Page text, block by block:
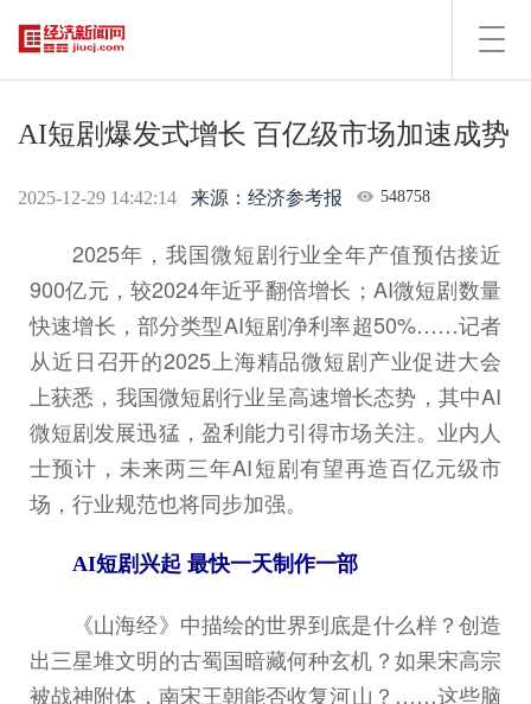
AI短剧爆发式增长 百亿级市场加速成势
2025-12-29 14:42:14 来源：经济参考报 548758
2025年，我国微短剧行业全年产值预估接近
900亿元，较2024年近乎翻倍增长；AI微短剧数量
快速增长，部分类型AI短剧净利率超50%……记者
从近日召开的2025上海精品微短剧产业促进大会
上获悉，我国微短剧行业呈高速增长态势，其中AI
微短剧发展迅猛，盈利能力引得市场关注。业内人
士预计，未来两三年AI短剧有望再造百亿元级市
场，行业规范也将同步加强。
AI短剧兴起 最快一天制作一部
《山海经》中描绘的世界到底是什么样？创造
出三星堆文明的古蜀国暗藏何种玄机？如果宋高宗
被战神附体，南宋王朝能否收复河山？……这些脑